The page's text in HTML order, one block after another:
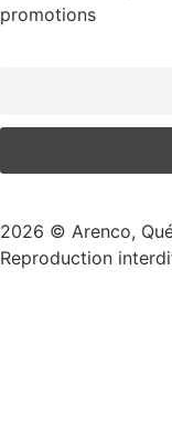
promotions
2026 © Arenco,
Reproduction